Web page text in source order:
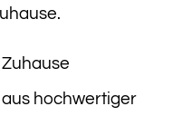
hochwertiger